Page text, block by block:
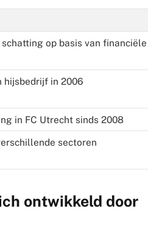
op basis van financiële
hijsbedrijf in 2006
in FC Utrecht sinds 2008
sectoren
ontwikkeld door